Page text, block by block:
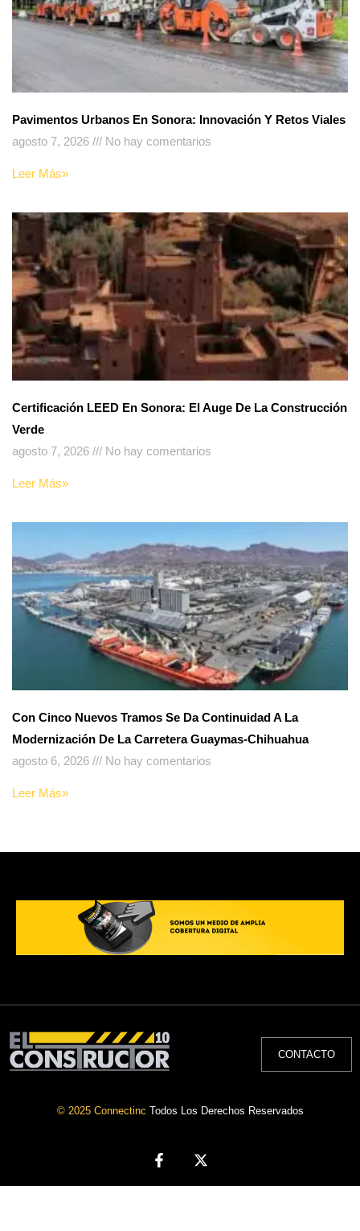
Pavimentos Urbanos En Sonora: Innovación Y Retos Viales
agosto 7, 2026
No hay comentarios
Leer Más»
Certificación LEED En Sonora: El Auge De La Construcción
Verde
agosto 7, 2026
No hay comentarios
Leer Más»
Con Cinco Nuevos Tramos Se Da Continuidad A La
Modernización De La Carretera Guaymas-Chihuahua
agosto 6, 2026
No hay comentarios
Leer Más»
CONTACTO
© 2025 Connectinc Todos Los Derechos Reservados